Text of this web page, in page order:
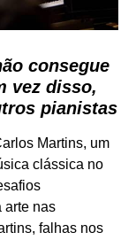
consegue
vez disso,
pianistas
Martins, um
clássica no
arte nas
falhas nos